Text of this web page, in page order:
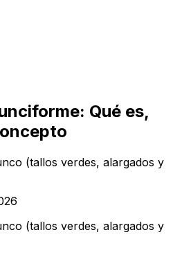
Qué es,
(tallos verdes, alargados y
(tallos verdes, alargados y